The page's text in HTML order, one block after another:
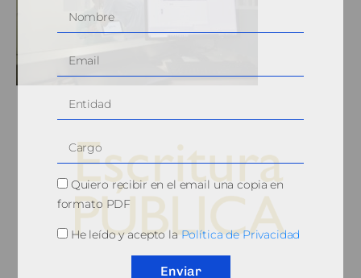
© 2010, Consejo General del Notariado
Quiero recibir en el email una copia en
formato PDF
He leído y acepto laPolítica de Privacidad
Enviar